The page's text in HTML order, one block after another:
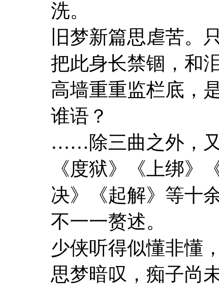
洗。
旧梦新篇思虐苦。
把此身长禁锢，和
高墙重重监栏底，
谁语？
……除三曲之外，
《度狱》《上绑》
决》《起解》等十
不一一赘述。
少侠听得似懂非懂
思梦暗叹，痴子尚